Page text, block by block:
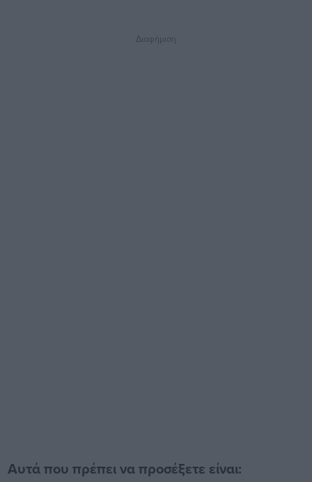
Διαφήμιση
Αυτά που πρέπει να προσέξετε είναι: